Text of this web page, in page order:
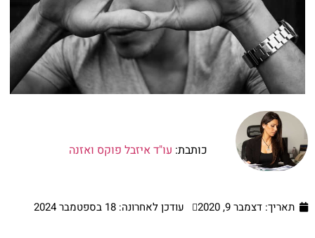
כותבת: עו"ד איזבל פוקס ואזנה
תאריך: דצמבר 9, 2020 עודכן לאחרונה: 18 בספטמבר 2024